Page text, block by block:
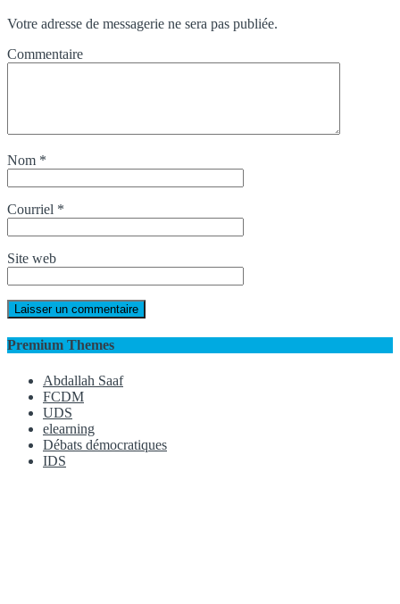
Votre adresse de messagerie ne sera pas publiée.
Commentaire
Nom *
Courriel *
Site web
Premium Themes
Abdallah Saaf
FCDM
UDS
elearning
Débats démocratiques
IDS